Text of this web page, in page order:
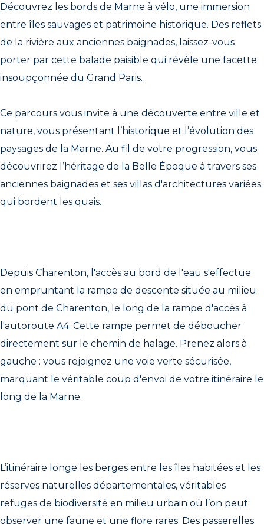
Découvrez les bords de Marne à vélo, une immersion
entre îles sauvages et patrimoine historique. Des reflets
de la rivière aux anciennes baignades, laissez-vous
porter par cette balade paisible qui révèle une facette
insoupçonnée du Grand Paris.
Ce parcours vous invite à une découverte entre ville et
nature, vous présentant l’historique et l’évolution des
paysages de la Marne. Au fil de votre progression, vous
découvrirez l’héritage de la Belle Époque à travers ses
anciennes baignades et ses villas d'architectures variées
qui bordent les quais.
Depuis Charenton, l'accès au bord de l'eau s'effectue
en empruntant la rampe de descente située au milieu
du pont de Charenton, le long de la rampe d'accès à
l'autoroute A4. Cette rampe permet de déboucher
directement sur le chemin de halage. Prenez alors à
gauche : vous rejoignez une voie verte sécurisée,
marquant le véritable coup d'envoi de votre itinéraire le
long de la Marne.
L’itinéraire longe les berges entre les îles habitées et les
réserves naturelles départementales, véritables
refuges de biodiversité en milieu urbain où l’on peut
observer une faune et une flore rares. Des passerelles